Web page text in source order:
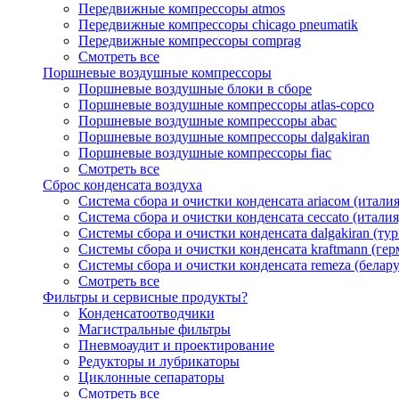
Передвижные компрессоры atmos
Передвижные компрессоры chicago pneumatik
Передвижные компрессоры comprag
Смотреть все
Поршневые воздушные компрессоры
Поршневые воздушные блоки в сборе
Поршневые воздушные компрессоры atlas-copco
Поршневые воздушные компрессоры abac
Поршневые воздушные компрессоры dalgakiran
Поршневые воздушные компрессоры fiac
Смотреть все
Сброс конденсата воздуха
Система сбора и очистки конденсата ariacом
Система сбора и очистки конденсата ceccato
Системы сбора и очистки конденсата dalgakiran
Системы сбора и очистки конденсата kraftmann
Системы сбора и очистки конденсата remeza
Смотреть все
Фильтры и сервисные продукты?
Конденсатоотводчики
Магистральные фильтры
Пневмоаудит и проектирование
Редукторы и лубрикаторы
Циклонные сепараторы
Смотреть все